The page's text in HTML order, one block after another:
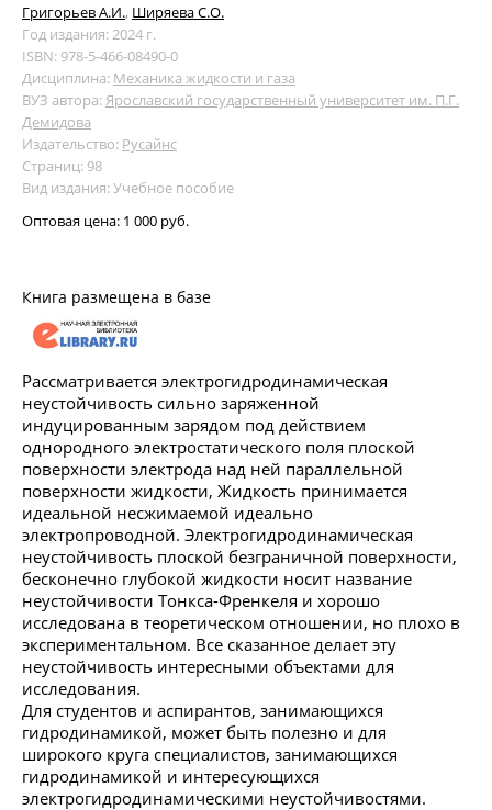
Григорьев А.И., Ширяева С.О.
Год издания: 2024 г.
ISBN: 978-5-466-08490-0
Дисциплина: Механика жидкости и газа
ВУЗ автора:Ярославский государственный университет им. П.Г.
Демидова
Издательство: Русайнс
Страниц: 98
Вид издания: Учебное пособие
Оптовая цена: 1 000 руб.
Книга размещена в базе
Рассматривается электрогидродинамическая
неустойчивость сильно заряженной
индуцированным зарядом под действием
однородного электростатического поля плоской
поверхности электрода над ней параллельной
поверхности жидкости, Жидкость принимается
идеальной несжимаемой идеально
электропроводной. Электрогидродинамическая
неустойчивость плоской безграничной поверхности,
бесконечно глубокой жидкости носит название
неустойчивости Тонкса-Френкеля и хорошо
исследована в теоретическом отношении, но плохо в
экспериментальном. Все сказанное делает эту
неустойчивость интересными объектами для
исследования.
Для студентов и аспирантов, занимающихся
гидродинамикой, может быть полезно и для
широкого круга специалистов, занимающихся
гидродинамикой и интересующихся
электрогидродинамическими неустойчивостями.